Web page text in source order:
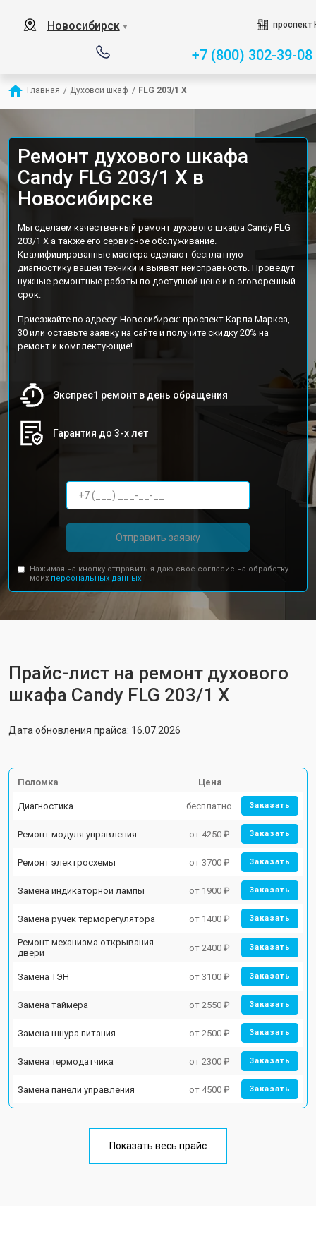
Новосибирск ▼ проспект
+7 (800) 302-39-08
Главная / Духовой шкаф / FLG 203/1 X
Ремонт духового шкафа
Candy FLG 203/1 X в
Новосибирске
Мы сделаем качественный ремонт духового шкафа Candy FLG
203/1 X а также его сервисное обслуживание.
Квалифицированные мастера сделают бесплатную
диагностику вашей техники и выявят неисправность. Проведут
нужные ремонтные работы по доступной цене и в оговоренный
срок.
Приезжайте по адресу: Новосибирск: проспект Карла Маркса,
30 или оставьте заявку на сайте и получите скидку 20% на
ремонт и комплектующие!
Экспрес1 ремонт в день обращения
Гарантия до 3-х лет
Отправить заявку
Нажимая на кнопку отправить я даю свое согласие на обработку
моих персональных данных.
Прайс-лист на ремонт духового
шкафа Candy FLG 203/1 X
Дата обновления прайса: 16.07.2026
Поломка Цена
Диагностика бесплатно Заказать
Ремонт модуля управления от 4250 ₽ Заказать
Ремонт электросхемы от 3700 ₽ Заказать
Замена индикаторной лампы от 1900 ₽ Заказать
Замена ручек терморегулятора от 1400 ₽ Заказать
Ремонт механизма открывания
двери
от 2400 ₽ Заказать
Замена ТЭН от 3100 ₽ Заказать
Замена таймера от 2550 ₽ Заказать
Замена шнура питания от 2500 ₽ Заказать
Замена термодатчика от 2300 ₽ Заказать
Замена панели управления от 4500 ₽ Заказать
Показать весь прайс